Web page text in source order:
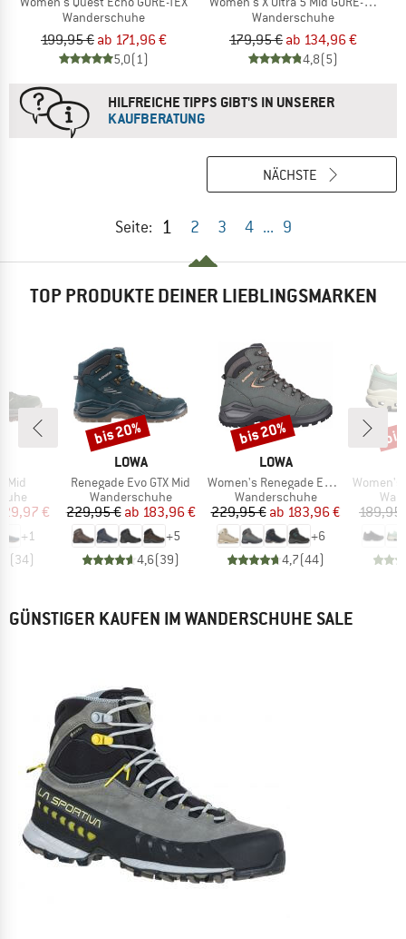
Wanderschuhe
199,95 € ab 171,96 €
5,0(1)
Wanderschuhe
179,95 € ab 134,96 €
4,8(5)
HILFREICHE TIPPS GIBT'S IN UNSERER
KAUFBERATUNG
Seite: 1 2 3 4 ... 9
NÄCHSTE
TOP PRODUKTE DEINER LIEBLINGSMARKEN
Mid
Preis
€
+1
(34)
MARKE
LOWA
Artikel
Renegade Evo GTX Mid
Produktgruppe
Wanderschuhe
Preis
229,95 € reduzierter Preis
ab 183,96 €
+5
4,6(39)
Rabatt
bis 20%
MARKE
LOWA
Artikel
Women's Renegade Evo GTX Mid
Produktgruppe
Wanderschuhe
Preis
229,95 € reduzierter Preis
ab 183,96 €
+6
4,7(44)
Rabatt
bis 20%
Artikel
Women's
189,95
GÜNSTIGER KAUFEN IM WANDERSCHUHE SALE